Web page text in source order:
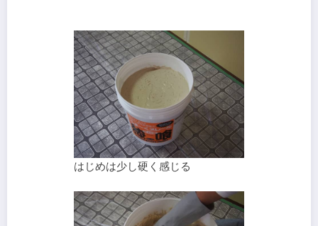
はじめは少し硬く感じる